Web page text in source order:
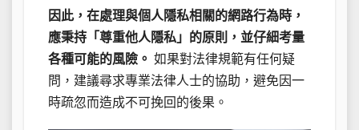
因此，在處理與個人隱私相關的網路行為時，
應秉持「尊重他人隱私」的原則，並仔細考量
各種可能的風險。 如果對法律規範有任何疑
問，建議尋求專業法律人士的協助，避免因一
時疏忽而造成不可挽回的後果。